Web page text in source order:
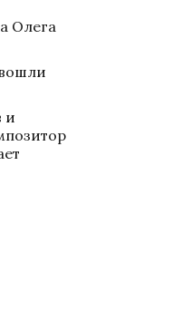
Олега
и